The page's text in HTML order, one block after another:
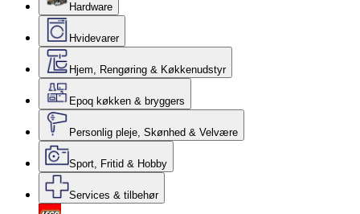
Hardware
Hvidevarer
Hjem, Rengøring & Køkkenudstyr
Epoq køkken & bryggers
Personlig pleje, Skønhed & Velvære
Sport, Fritid & Hobby
Services & tilbehør